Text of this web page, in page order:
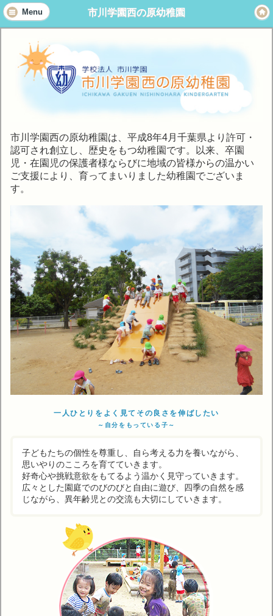
Menu 市川学園西の原幼稚園
市川学園西の原幼稚園は、平成8年4月千葉県より許可・
認可され創立し、歴史をもつ幼稚園です。以来、卒園
児・在園児の保護者様ならびに地域の皆様からの温かい
ご支援により、育ってまいりました幼稚園でございま
す。
一人ひとりをよく見てその良さを伸ばしたい
～自分をもっている子～
子どもたちの個性を尊重し、自ら考える力を養いながら、
思いやりのこころを育てていきます。
好奇心や挑戦意欲をもてるよう温かく見守っていきます。
広々とした園庭でのびのびと自由に遊び、四季の自然を感
じながら、異年齢児との交流も大切にしていきます。